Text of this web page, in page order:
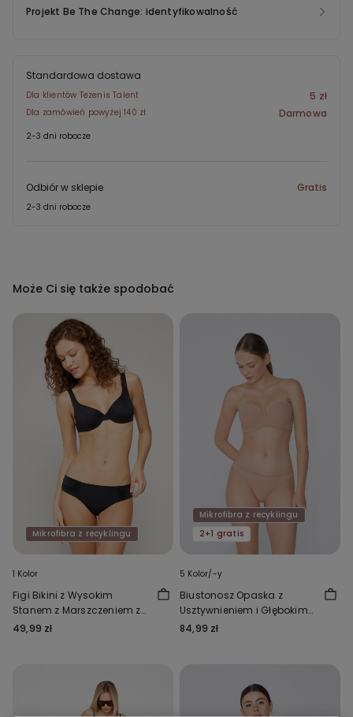
Projekt Be The Change: identyfikowalność
Standardowa dostawa
Dla klientów Tezenis Talent 5 zł
Dla zamówień powyżej 140 zł Darmowa
2-3 dni robocze
Odbiór w sklepie Gratis
2-3 dni robocze
Może Ci się także spodobać
Mikrofibra z recyklingu
1 Kolor
Figi Bikini z Wysokim
Stanem z Marszczeniem z
Mikrofibry z Recyklingu
49,99 zł
Mikrofibra z recyklingu
2+1 gratis
5 Kolor/-y
Biustonosz Opaska z
Usztywnieniem i Głębokim
Dekoltem, z Mikrofibry z
84,99 zł